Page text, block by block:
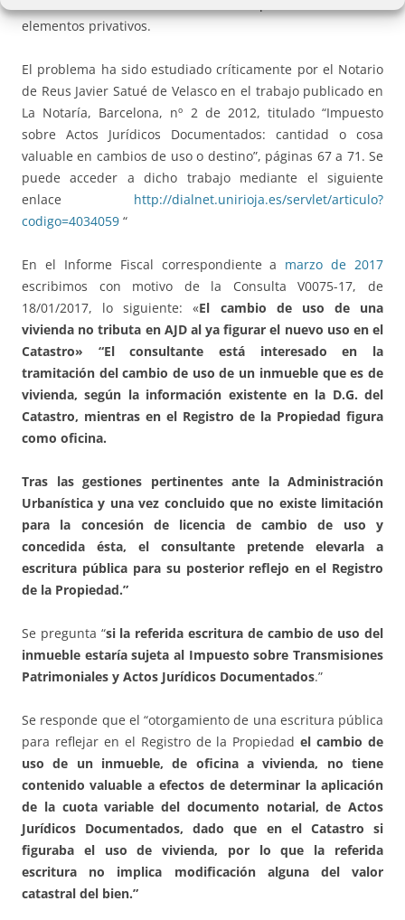
elementos privativos.
El problema ha sido estudiado críticamente por el Notario
de Reus Javier Satué de Velasco en el trabajo publicado en
La Notaría, Barcelona, nº 2 de 2012, titulado “Impuesto
sobre Actos Jurídicos Documentados: cantidad o cosa
valuable en cambios de uso o destino”, páginas 67 a 71. Se
puede acceder a dicho trabajo mediante el siguiente
enlace http://dialnet.unirioja.es/servlet/articulo?
codigo=4034059 “
En el Informe Fiscal correspondiente a marzo de 2017
escribimos con motivo de la Consulta V0075-17, de
18/01/2017, lo siguiente: «El cambio de uso de una
vivienda no tributa en AJD al ya figurar el nuevo uso en el
Catastro» “El consultante está interesado en la
tramitación del cambio de uso de un inmueble que es de
vivienda, según la información existente en la D.G. del
Catastro, mientras en el Registro de la Propiedad figura
como oficina.
Tras las gestiones pertinentes ante la Administración
Urbanística y una vez concluido que no existe limitación
para la concesión de licencia de cambio de uso y
concedida ésta, el consultante pretende elevarla a
escritura pública para su posterior reflejo en el Registro
de la Propiedad.”
Se pregunta “si la referida escritura de cambio de uso del
inmueble estaría sujeta al Impuesto sobre Transmisiones
Patrimoniales y Actos Jurídicos Documentados.”
Se responde que el “otorgamiento de una escritura pública
para reflejar en el Registro de la Propiedadel cambio de
uso de un inmueble, de oficina a vivienda, no tiene
contenido valuable a efectos de determinar la aplicación
de la cuota variable del documento notarial, de Actos
Jurídicos Documentados, dado que en el Catastro si
figuraba el uso de vivienda, por lo que la referida
escritura no implica modificación alguna del valor
catastral del bien.”